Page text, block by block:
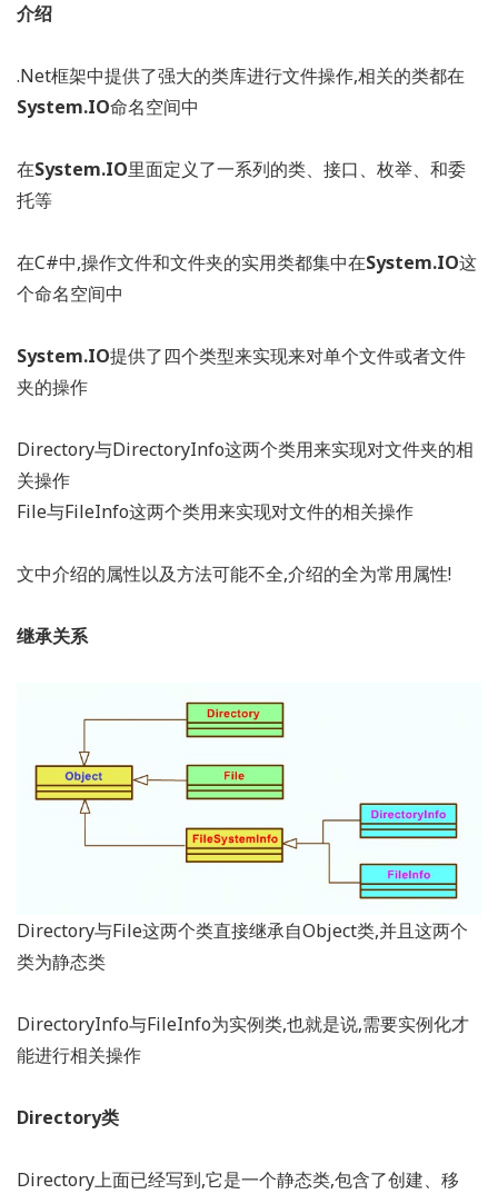
介绍
.Net框架中提供了强大的类库进行文件操作,相关的类都在
System.IO命名空间中
在System.IO里面定义了一系列的类、接口、枚举、和委
托等
在C#中,操作文件和文件夹的实用类都集中在System.IO这
个命名空间中
System.IO提供了四个类型来实现来对单个文件或者文件
夹的操作
Directory与DirectoryInfo这两个类用来实现对文件夹的相
关操作
File与FileInfo这两个类用来实现对文件的相关操作
文中介绍的属性以及方法可能不全,介绍的全为常用属性!
继承关系
Directory与File这两个类直接继承自Object类,并且这两个
类为静态类
DirectoryInfo与FileInfo为实例类,也就是说,需要实例化才
能进行相关操作
Directory类
Directory上面已经写到,它是一个静态类,包含了创建、移